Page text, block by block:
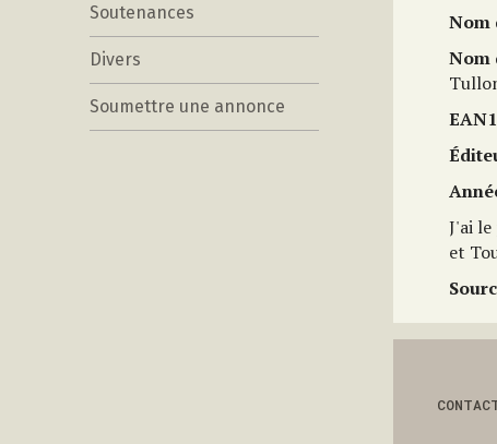
Soutenances
Divers
Soumettre une annonce
Nom
Nom
J'ai
et